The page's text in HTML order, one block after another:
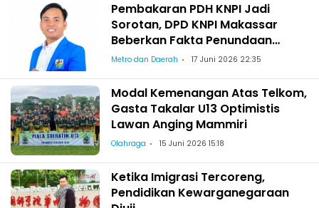
Pembakaran PDH KNPI Jadi
Sorotan, DPD KNPI Makassar
Beberkan Fakta Penundaan
Pelantikan Wajo
Metro dan Daerah 17 Juni 2026 22:35
Modal Kemenangan Atas Telkom,
Gasta Takalar U13 Optimistis
Lawan Anging Mammiri
Olahraga 15 Juni 2026 15:18
Ketika Imigrasi Tercoreng,
Pendidikan Kewarganegaraan